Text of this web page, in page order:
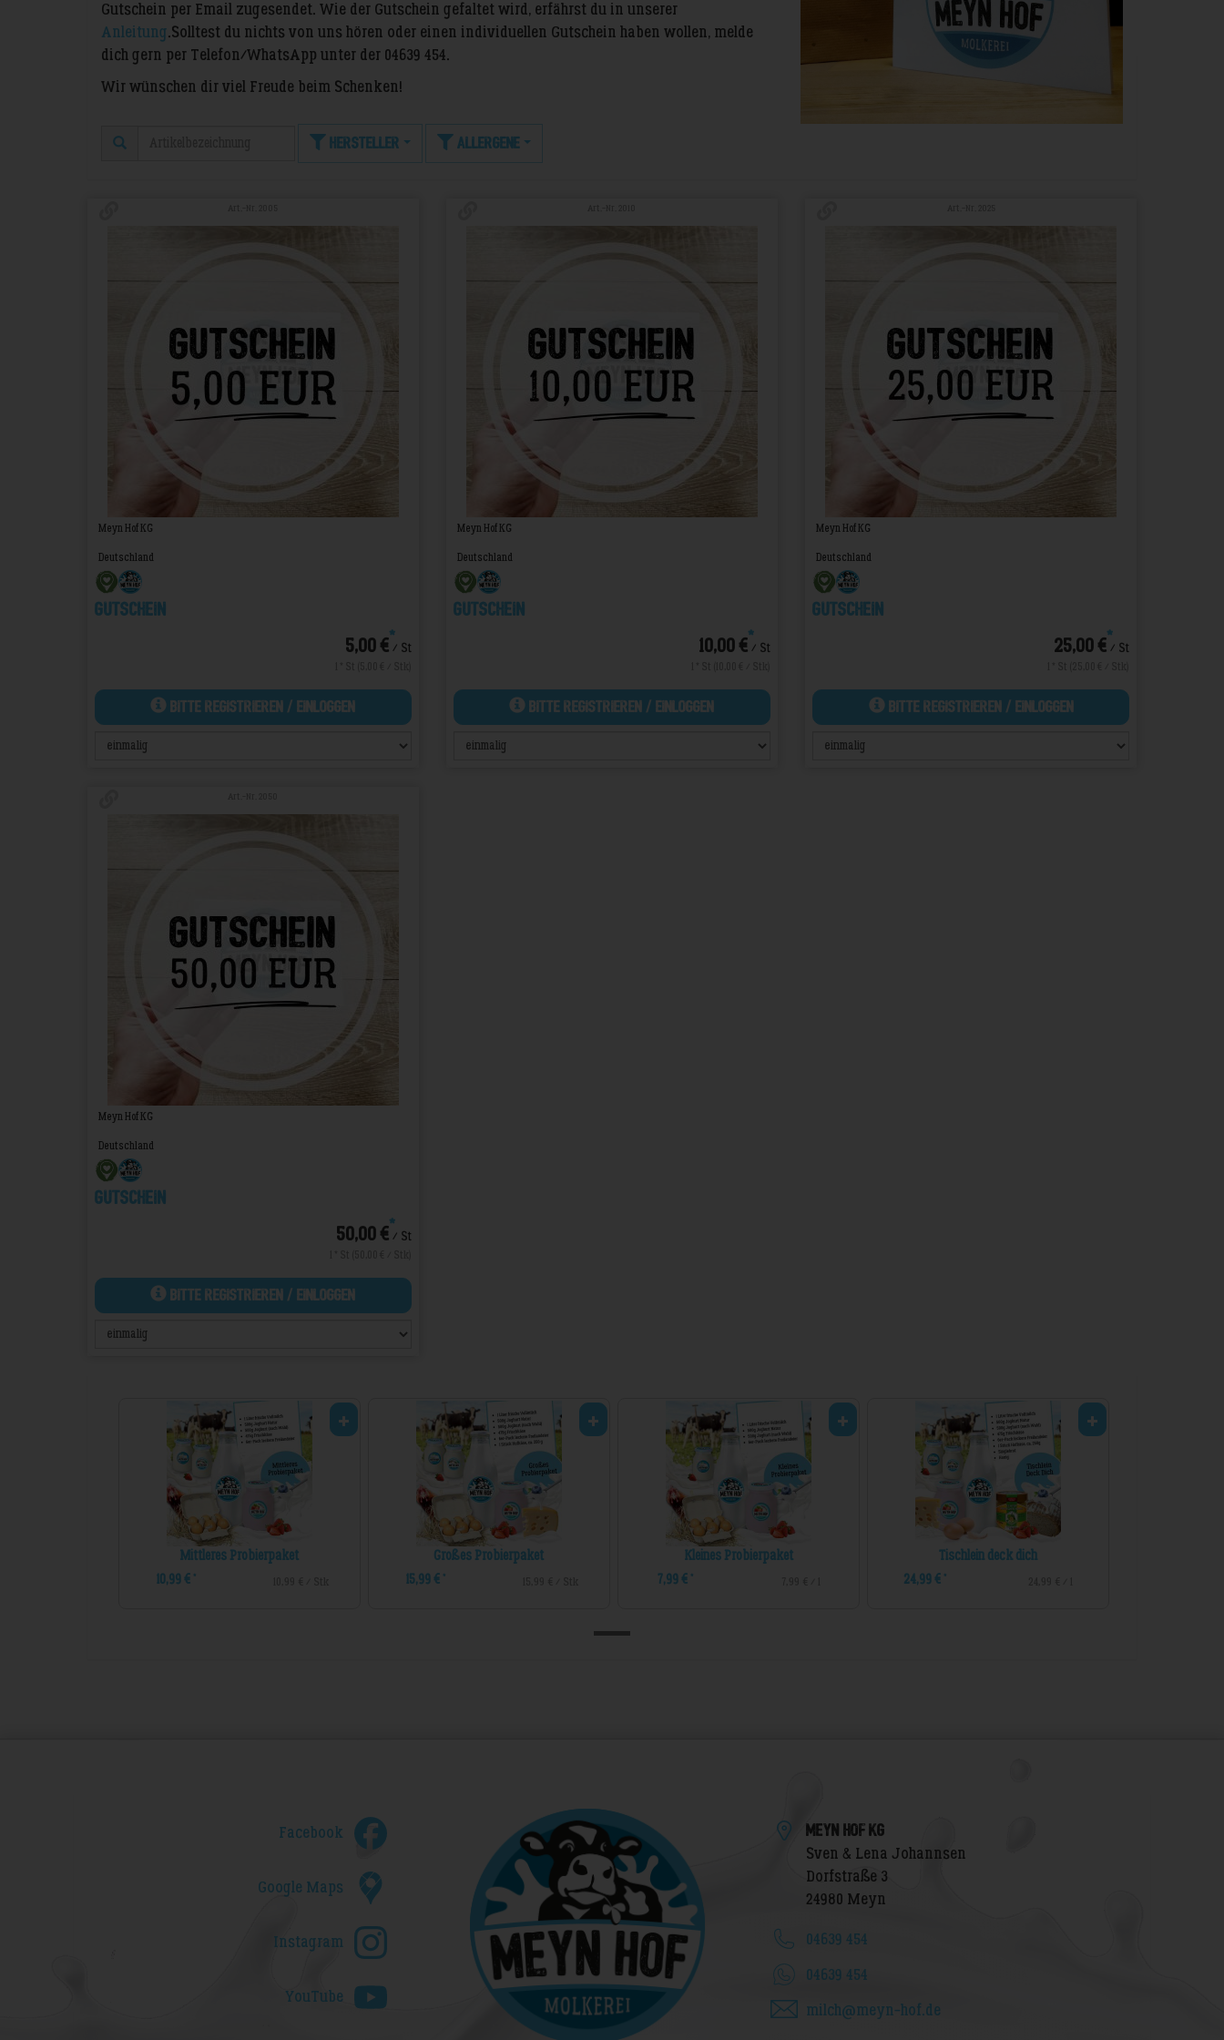
Gutschein per Email zugesendet. Wie der Gutschein gefaltet wird, erfährst du in unserer
Anleitung. Solltest du nichts von uns hören oder einen individuellen Gutschein haben wollen, melde
dich gern per Telefon/WhatsApp unter der 04639 454.
Wir wünschen dir viel Freude beim Schenken!
Hersteller Allergene
Meyn Hof KG
Deutschland
Gutschein
5,00 €*/ St
Bitte Registrieren / Einloggen
Meyn Hof KG
Deutschland
Gutschein
10,00 €*/ St
Bitte Registrieren / Einloggen
Meyn Hof KG
Deutschland
Gutschein
25,00 €*/ St
Bitte Registrieren / Einloggen
Meyn Hof KG
Deutschland
Gutschein
50,00 €*/ St
Bitte Registrieren / Einloggen
Mittleres Probierpaket
10,99 € *
Großes Probierpaket
15,99 € *
Kleines Probierpaket
7,99 € *
Tischlein deck dich
24,99 € *
Facebook
Google Maps
Instagram
YouTube
MEYN HOF KG
Sven & Lena Johannsen
Dorfstraße 3
24980 Meyn
04639 454
04639 454
milch@meyn-hof.de